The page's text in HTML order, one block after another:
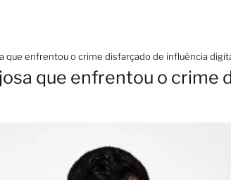
que enfrentou o crime disfarçado de influência
que enfrentou o crime